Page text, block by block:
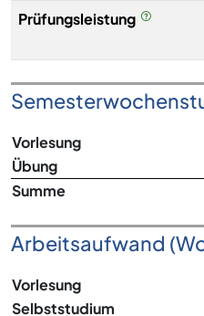
Prüfungsleistung
Vorlesung
Übung
Summe
Arbeitsaufwand
Vorlesung
Selbststudium